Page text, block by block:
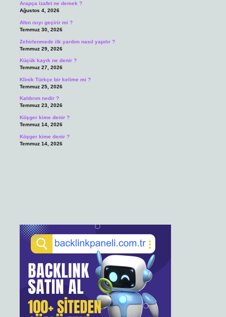
Arapça izafet ne demek ?
Ağustos 4, 2026
Altın ısıyı geçirir mi ?
Temmuz 30, 2026
Zehirlenmede ilk yardım nasıl yapılır ?
Temmuz 29, 2026
Küçük kayık ne denir ?
Temmuz 27, 2026
Klinik Türkçe bir kelime mi ?
Temmuz 25, 2026
Kaldırım nedir ?
Temmuz 23, 2026
Köşger kime denir ?
Temmuz 14, 2026
Köşger kime denir ?
Temmuz 14, 2026